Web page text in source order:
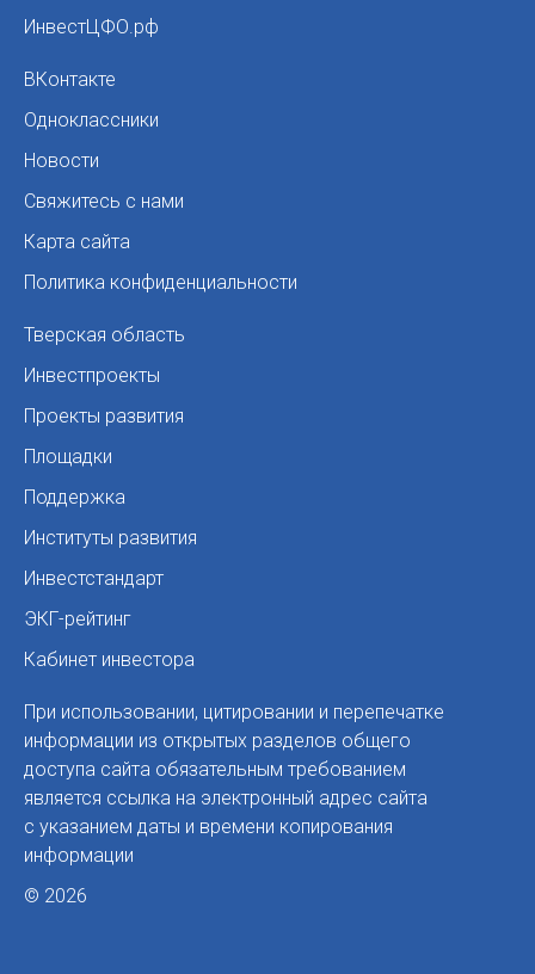
ИнвестЦФО.рф
ВКонтакте
Одноклассники
Новости
Свяжитесь с нами
Карта сайта
Политика конфиденциальности
Тверская область
Инвестпроекты
Проекты развития
Площадки
Поддержка
Институты развития
Инвестстандарт
ЭКГ-рейтинг
Кабинет инвестора
При использовании, цитировании и перепечатке
информации из открытых разделов общего
доступа сайта обязательным требованием
является ссылка на электронный адрес сайта
с указанием даты и времени копирования
информации
© 2026